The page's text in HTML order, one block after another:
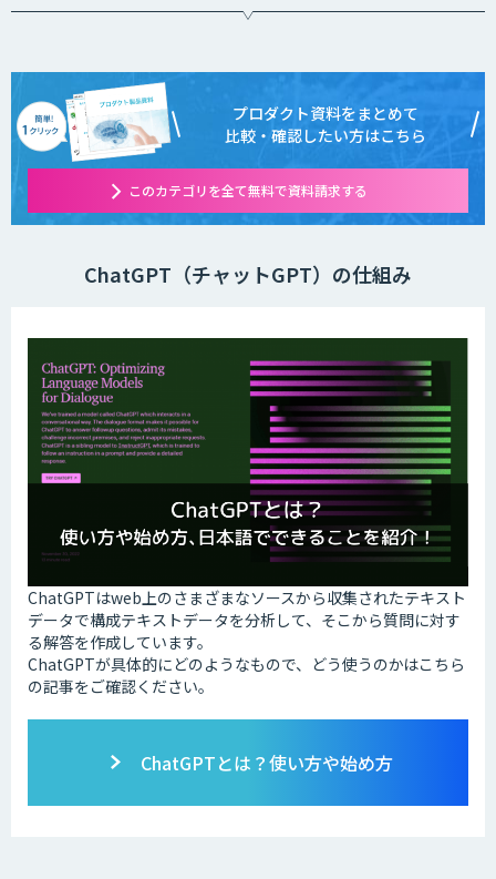
プロダクト資料をまとめて
比較・確認したい方はこちら
このカテゴリを全て無料で資料請求する
ChatGPT（チャットGPT）の仕組み
ChatGPTはweb上のさまざまなソースから収集されたテキスト
データで構成テキストデータを分析して、そこから質問に対す
る解答を作成しています。
ChatGPTが具体的にどのようなもので、どう使うのかはこちら
の記事をご確認ください。
ChatGPTとは？使い方や始め方